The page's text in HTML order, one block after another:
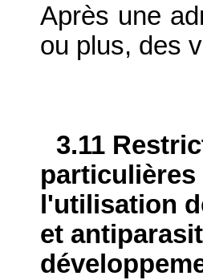
Après une
ou plus, des
3.11
l'utilisation
et